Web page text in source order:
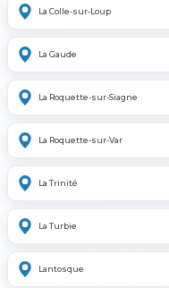
La Colle-sur-Loup
La Gaude
La Roquette-sur-Siagne
La Roquette-sur-Var
La Trinité
La Turbie
Lantosque